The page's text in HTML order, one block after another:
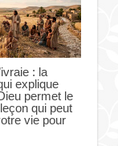
: la
explique
permet le
qui peut
vie pour